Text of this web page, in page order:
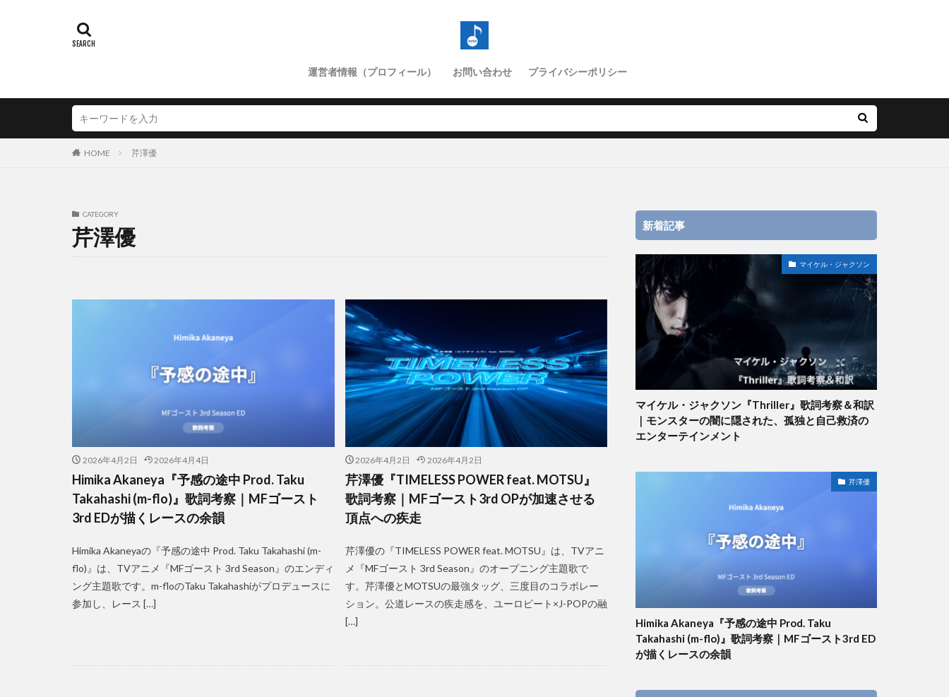
運営者情報（プロフィール） お問い合わせ プライバシーポリシー
HOME 芹澤優
CATEGORY
芹澤優
2026年4月2日 2026年4月4日
Himika Akaneya『予感の途中 Prod. Taku
Takahashi (m-flo)』歌詞考察｜MFゴースト
3rd EDが描くレースの余韻
Himika Akaneyaの『予感の途中 Prod. Taku Takahashi (m-
flo)』は、TVアニメ『MFゴースト 3rd Season』のエンディ
ング主題歌です。m-floのTaku Takahashiがプロデュースに
参加し、レース […]
2026年4月2日 2026年4月2日
芹澤優『TIMELESS POWER feat. MOTSU』
歌詞考察｜MFゴースト3rd OPが加速させる
頂点への疾走
芹澤優の『TIMELESS POWER feat. MOTSU』は、TVアニ
メ『MFゴースト 3rd Season』のオープニング主題歌で
す。芹澤優とMOTSUの最強タッグ、三度目のコラボレー
ション。公道レースの疾走感を、ユーロビート×J-POPの融
[…]
新着記事
マイケル・ジャクソン
マイケル・ジャクソン『Thriller』歌詞考察＆和訳
｜モンスターの闇に隠された、孤独と自己救済の
エンターテインメント
芹澤優
Himika Akaneya『予感の途中 Prod. Taku
Takahashi (m-flo)』歌詞考察｜MFゴースト3rd ED
が描くレースの余韻